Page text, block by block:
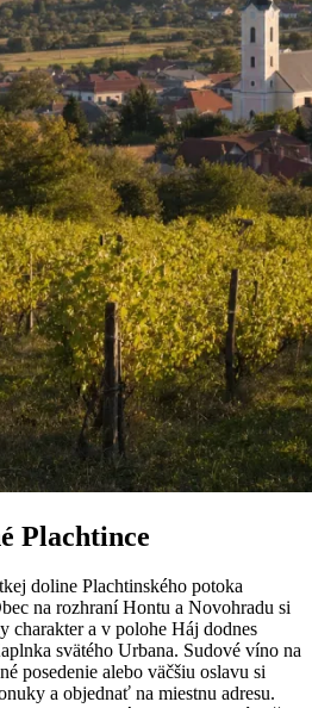
Plachtince
doline Plachtinského potoka
na rozhraní Hontu a Novohradu si
charakter a v polohe Háj dodnes
svätého Urbana. Sudové víno na
posedenie alebo väčšiu oslavu si
a objednať na miestnu adresu.